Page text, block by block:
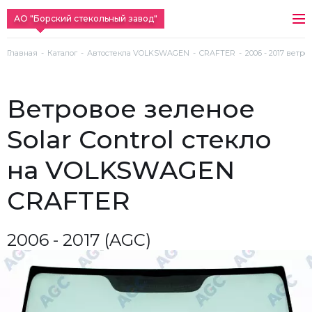
АО "Борский стекольный завод"
Главная Каталог Автостекла VOLKSWAGEN CRAFTER 2006 - 2017
ветровое зеленое
Solar Control стекло
на VOLKSWAGEN
CRAFTER
2006 - 2017 (AGC)